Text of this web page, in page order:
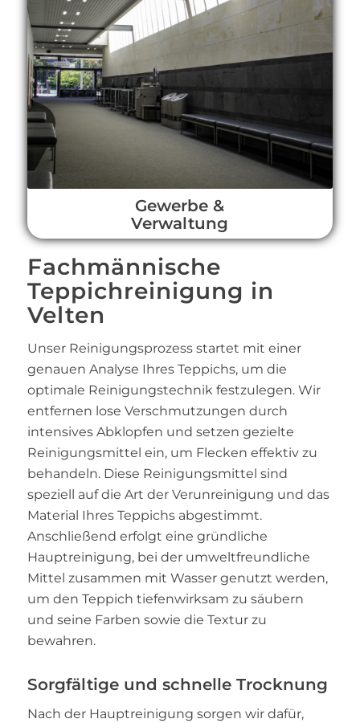
Gewerbe &
Verwaltung
Fachmännische
Teppichreinigung in
Velten
Unser Reinigungsprozess startet mit einer
genauen Analyse Ihres Teppichs, um die
optimale Reinigungstechnik festzulegen. Wir
entfernen lose Verschmutzungen durch
intensives Abklopfen und setzen gezielte
Reinigungsmittel ein, um Flecken effektiv zu
behandeln. Diese Reinigungsmittel sind
speziell auf die Art der Verunreinigung und das
Material Ihres Teppichs abgestimmt.
Anschließend erfolgt eine gründliche
Hauptreinigung, bei der umweltfreundliche
Mittel zusammen mit Wasser genutzt werden,
um den Teppich tiefenwirksam zu säubern
und seine Farben sowie die Textur zu
bewahren.
Sorgfältige und schnelle Trocknung
Nach der Hauptreinigung sorgen wir dafür,